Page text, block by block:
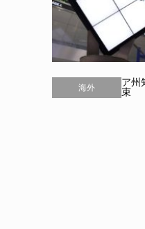
海外